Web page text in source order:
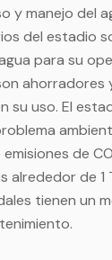
y manejo del
del estadio
para su
ahorradores
su uso. El
de
alrededor de 1
tienen un